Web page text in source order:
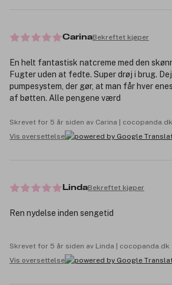
CarinaBekreftet kjøper
En helt fantastisk natcreme med den
Fugter uden at fedte. Super drøj i brug.
pumpesystem, der gør, at man får hver
af bøtten. Alle pengene værd
Skrevet for 5 år siden av Carina | cocopanda.dk
Vis oversettelse
LindaBekreftet kjøper
Ren nydelse inden sengetid
Skrevet for 5 år siden av Linda | cocopanda.dk
Vis oversettelse